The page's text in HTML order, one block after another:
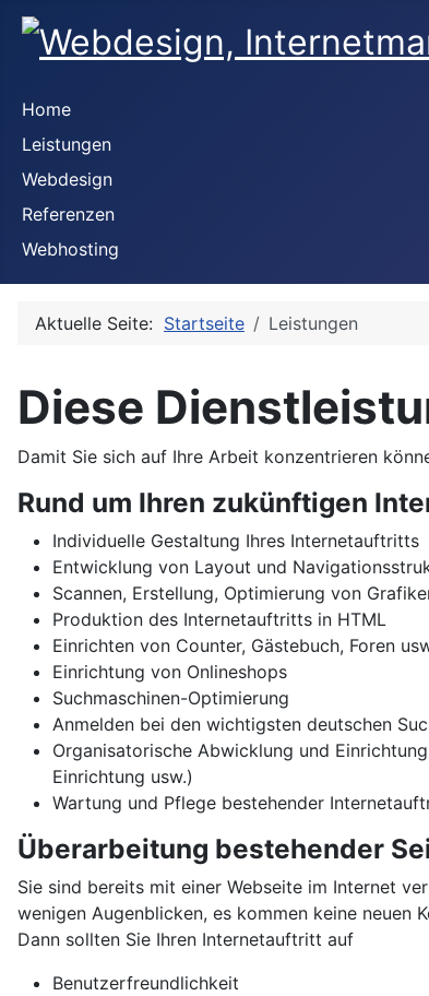
Home
Leistungen
Webdesign
Referenzen
Webhosting
Aktuelle Seite: Startseite Leistungen
Diese
Damit Sie sich auf Ihre Arbeit konzentrieren
Rund um Ihren zukünftigen
Individuelle Gestaltung Ihres Internetauftritts
Entwicklung von Layout und
Scannen, Erstellung, Optimierung von
Produktion des Internetauftritts in HTML
Einrichten von Counter, Gästebuch, Foren
Einrichtung von Onlineshops
Suchmaschinen-Optimierung
Anmelden bei den wichtigsten deutschen
Organisatorische Abwicklung und
Einrichtung usw.)
Wartung und Pflege bestehender
Überarbeitung bestehender
Sie sind bereits mit einer Webseite im Internet
wenigen Augenblicken, es kommen keine neuen
Dann sollten Sie Ihren Internetauftritt auf
Benutzerfreundlichkeit